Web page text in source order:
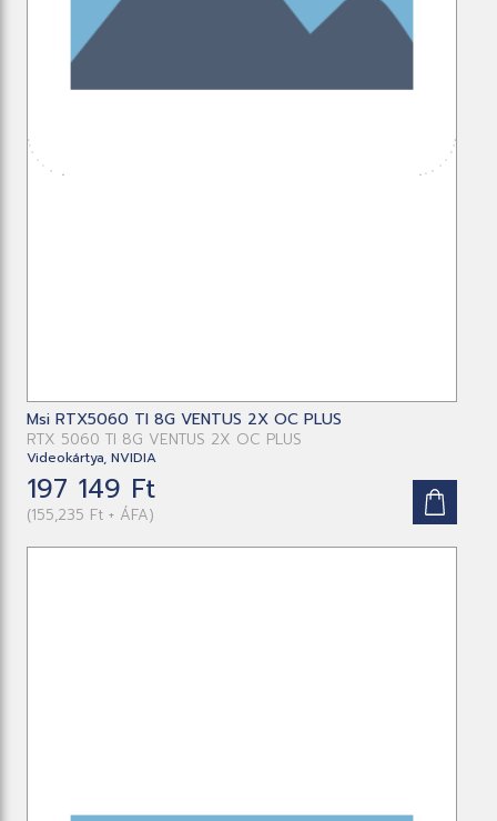
Msi RTX5060 TI 8G VENTUS 2X OC PLUS
RTX 5060 TI 8G VENTUS 2X OC PLUS
Videokártya, NVIDIA
197 149 Ft
(155,235 Ft + ÁFA)